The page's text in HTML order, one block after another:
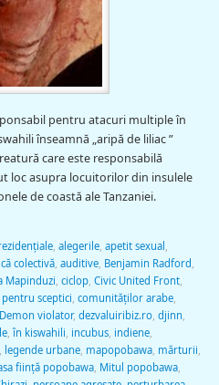
pentru atacuri multiple în
înseamnă „aripă de liliac ”
care este responsabilă
loc asupra locuitorilor din insulele
de coastă ale Tanzaniei.
, alegerile, apetit sexual
colectivă, auditive, Benjamin Radford
Mapinduzi ciclop, Civic United Front,
sceptici comunităţilor arabe,
Demon violator, dezvaluiribiz.ro, djinn
,în kiswahili incubus, indiene,
legende urbane, mapopobawa, mărturii
fiinţă popobawa, Mitul popobawa,